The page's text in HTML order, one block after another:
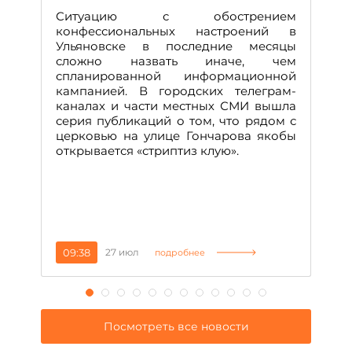
Ситуацию с обострением
конфессиональных настроений в
Ульяновске в последние месяцы
сложно назвать иначе, чем
спланированной информационной
кампанией. В городских телеграм-
каналах и части местных СМИ вышла
серия публикаций о том, что рядом с
церковью на улице Гончарова якобы
открывается «стриптиз клую».
09:38 27 июл подробнее
Посмотреть все новости